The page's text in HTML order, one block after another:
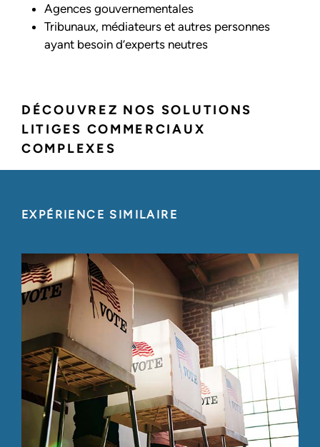
DÉCOUVREZ NOS SOLUTIONS
LITIGES COMMERCIAUX
COMPLEXES
Agences gouvernementales
Tribunaux, médiateurs et autres personnes
ayant besoin d’experts neutres
EXPÉRIENCE SIMILAIRE